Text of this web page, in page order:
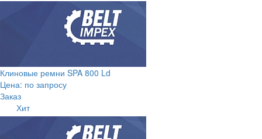
Клиновые ремни SPA 800 Ld
Цена: по запросу
Заказ
Хит